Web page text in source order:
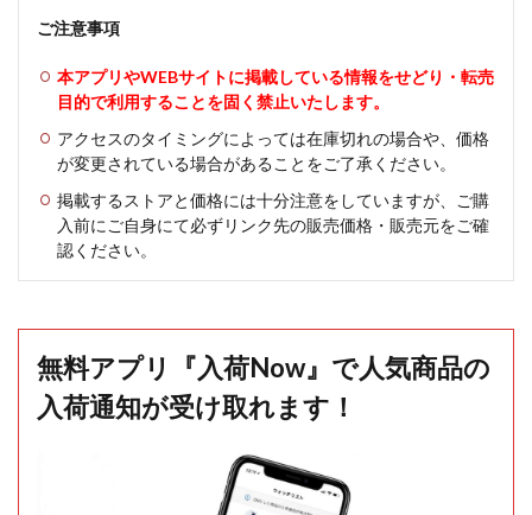
ご注意事項
本アプリやWEBサイトに掲載している情報をせどり・転売
目的で利用することを固く禁止いたします。
アクセスのタイミングによっては在庫切れの場合や、価格
が変更されている場合があることをご了承ください。
掲載するストアと価格には十分注意をしていますが、ご購
入前にご自身にて必ずリンク先の販売価格・販売元をご確
認ください。
無料アプリ『入荷Now』で人気商品の
入荷通知が受け取れます！